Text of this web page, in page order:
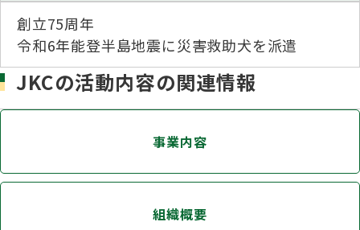
創立75周年
令和6年能登半島地震に災害救助犬を派遣
JKCの活動内容の関連情報
事業内容
組織概要